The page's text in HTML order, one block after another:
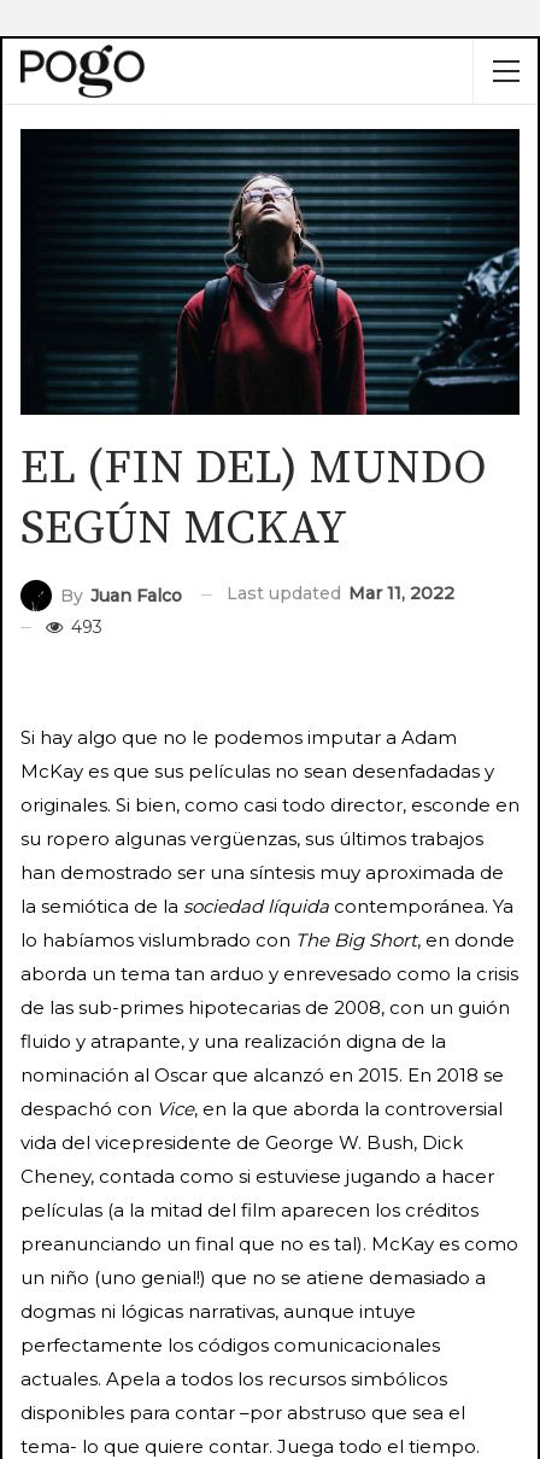
EL (FIN DEL) MUNDO
SEGÚN MCKAY
By Juan Falco Last updated Mar 11, 2022
493
Si hay algo que no le podemos imputar a Adam
McKay es que sus películas no sean desenfadadas y
originales. Si bien, como casi todo director, esconde en
su ropero algunas vergüenzas, sus últimos trabajos
han demostrado ser una síntesis muy aproximada de
la semiótica de la sociedad líquida contemporánea. Ya
lo habíamos vislumbrado con The Big Short, en donde
aborda un tema tan arduo y enrevesado como la crisis
de las sub-primes hipotecarias de 2008, con un guión
fluido y atrapante, y una realización digna de la
nominación al Oscar que alcanzó en 2015. En 2018 se
despachó con Vice, en la que aborda la controversial
vida del vicepresidente de George W. Bush, Dick
Cheney, contada como si estuviese jugando a hacer
películas (a la mitad del film aparecen los créditos
preanunciando un final que no es tal). McKay es como
un niño (uno genial!) que no se atiene demasiado a
dogmas ni lógicas narrativas, aunque intuye
perfectamente los códigos comunicacionales
actuales. Apela a todos los recursos simbólicos
disponibles para contar –por abstruso que sea el
tema- lo que quiere contar. Juega todo el tiempo.